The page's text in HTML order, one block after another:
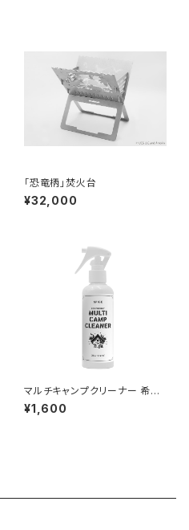
「恐竜柄」焚火台
¥32,000
マルチキャンプクリーナー 希釈
済ストレートタイプ
¥1,600